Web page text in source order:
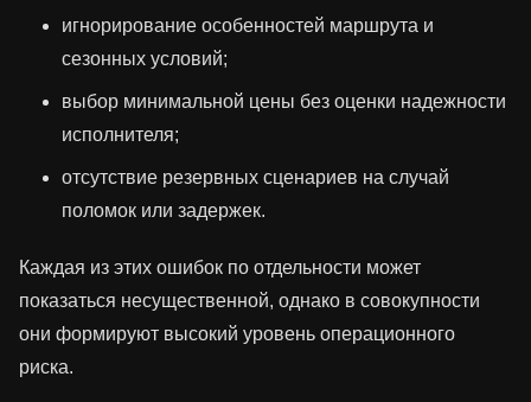
игнорирование особенностей маршрута и
сезонных условий;
выбор минимальной цены без оценки надежности
исполнителя;
отсутствие резервных сценариев на случай
поломок или задержек.
Каждая из этих ошибок по отдельности может
показаться несущественной, однако в совокупности
они формируют высокий уровень операционного
риска.